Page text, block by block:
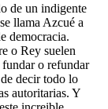
de un indigente
llama Azcué a
democracia.
o Rey suelen
o refundar
decir todo lo
autoritarias. Y